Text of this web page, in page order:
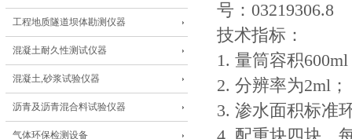
工程地质隧道坝体勘测仪器
混凝土耐久性测试仪器
混凝土,砂浆试验仪器
沥青及沥青混合料试验仪器
气体环保检测设备
号：03219306.8
技术指标：
1. 量筒容积
2. 分辨率为2ml；
3. 渗水面积标准